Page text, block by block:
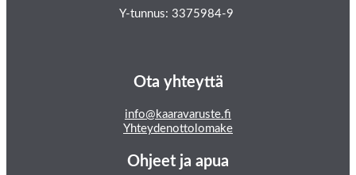
Y-tunnus: 3375984-9
Ota yhteyttä
info@kaaravaruste.fi
Yhteydenottolomake
Ohjeet ja apua